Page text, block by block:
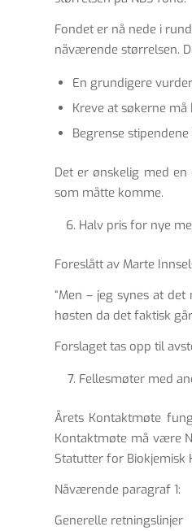
Fondet er nå nede i
nåværende størrelsen.
En grundigere
Kreve at søkerne
Begrense
Det er ønskelig med
som måtte komme.
Halv pris for nye
Foreslått av Marte
“Men – jeg synes at
høsten da det faktisk
Forslaget tas opp til
Fellesmøter med
Årets Kontaktmøte
Kontaktmøte må være
Statutter for Biokjemisk
Nåværende paragraf 1:
Generelle retningslinjer